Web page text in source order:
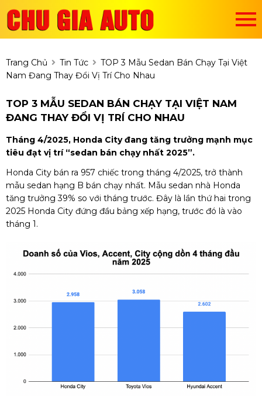
Trang Chủ Tin Tức
TOP 3 Mẫu Sedan Bán Chạy Tại Việt
Nam Đang Thay Đổi Vị Trí Cho Nhau
TOP 3 MẪU SEDAN BÁN CHẠY TẠI VIỆT NAM
ĐANG THAY ĐỔI VỊ TRÍ CHO NHAU
Tháng 4/2025, Honda City đang tăng trưởng mạnh mục
tiêu đạt vị trí “sedan bán chạy nhất 2025”.
Honda City bán ra 957 chiếc trong tháng 4/2025, trở thành
mẫu sedan hạng B bán chạy nhất. Mẫu sedan nhà Honda
tăng trưởng 39% so với tháng trước. Đây là lần thứ hai trong
2025 Honda City đứng đầu bảng xếp hạng, trước đó là vào
tháng 1.